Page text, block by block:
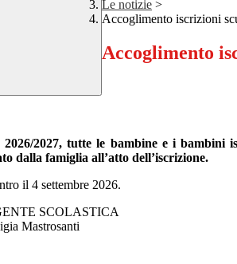
Le notizie >
Accoglimento iscrizioni
Accoglimento
2027, tutte le bambine e i bambini
dalla famiglia all’atto dell’iscrizione.
il 4 settembre 2026.
SCOLASTICA
Mastrosanti